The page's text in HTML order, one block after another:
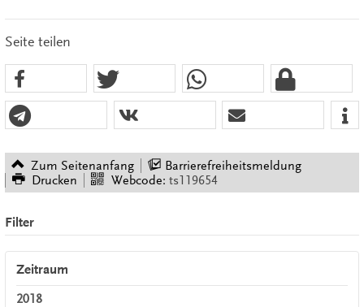
Seite teilen
Zum Seitenanfang
Barrierefreiheitsmeldung
Drucken
Webcode: ts119654
Filter
Zeitraum
2018